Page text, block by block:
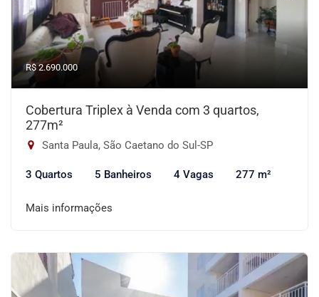
R$ 2.690.000
Cobertura Triplex à Venda com 3 quartos,
277m²
Santa Paula, São Caetano do Sul-SP
3 Quartos 5 Banheiros 4 Vagas 277 m²
Mais informações